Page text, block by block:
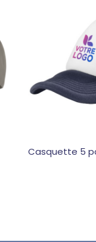
Casquette 5